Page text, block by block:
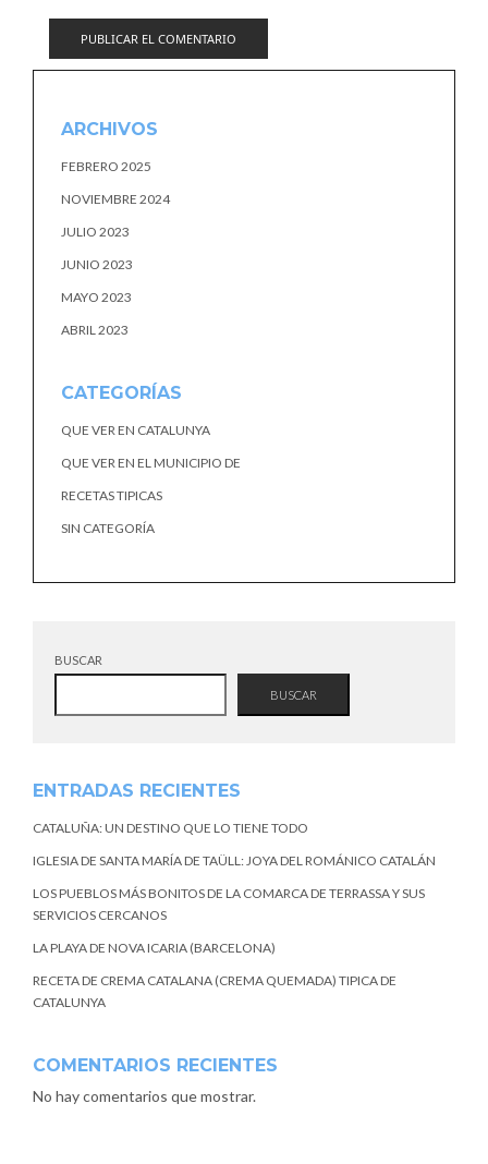
ARCHIVOS
FEBRERO 2025
NOVIEMBRE 2024
JULIO 2023
JUNIO 2023
MAYO 2023
ABRIL 2023
CATEGORÍAS
QUE VER EN CATALUNYA
QUE VER EN EL MUNICIPIO DE
RECETAS TIPICAS
SIN CATEGORÍA
BUSCAR
BUSCAR
ENTRADAS RECIENTES
CATALUÑA: UN DESTINO QUE LO TIENE TODO
IGLESIA DE SANTA MARÍA DE TAÜLL: JOYA DEL ROMÁNICO CATALÁN
LOS PUEBLOS MÁS BONITOS DE LA COMARCA DE TERRASSA Y SUS
SERVICIOS CERCANOS
LA PLAYA DE NOVA ICARIA (BARCELONA)
RECETA DE CREMA CATALANA (CREMA QUEMADA) TIPICA DE
CATALUNYA
COMENTARIOS RECIENTES
No hay comentarios que mostrar.